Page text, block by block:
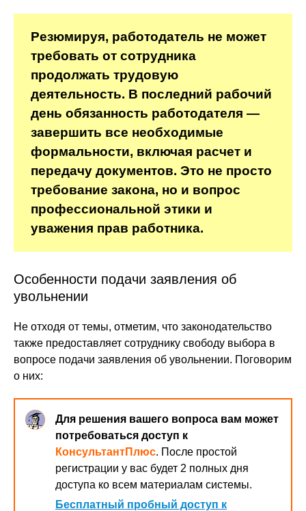
Резюмируя, работодатель не может
требовать от сотрудника
продолжать трудовую
деятельность. В последний рабочий
день обязанность работодателя —
завершить все необходимые
формальности, включая расчет и
передачу документов. Это не просто
требование закона, но и вопрос
профессиональной этики и
уважения прав работника.
Особенности подачи заявления об
увольнении
Не отходя от темы, отметим, что законодательство
также предоставляет сотруднику свободу выбора в
вопросе подачи заявления об увольнении. Поговорим
о них:
Для решения вашего вопроса вам может
потребоваться доступ к
КонсультантПлюс. После простой
регистрации у вас будет 2 полных дня
доступа ко всем материалам системы.
Бесплатный пробный доступ к